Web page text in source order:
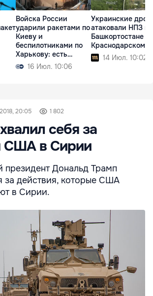
Войска России
ударили ракетами по
Киеву и
беспилотниками по
Харькову: есть
жертвы16 Июл. 10:06
Украинские
атаковали НПЗ в
Башкортостане и
Краснодарском
14 Июл. 10:02
20:05 1 802
себя за
США в Сирии
президент Дональд Трамп
за действия, которые США
в Сирии.